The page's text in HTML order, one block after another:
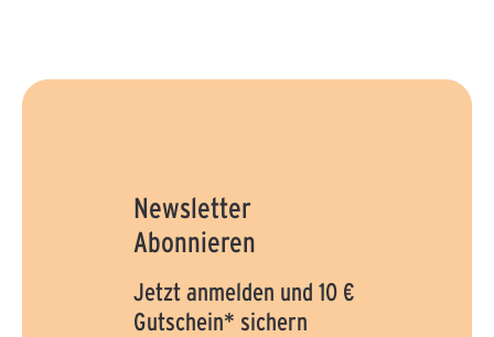
Newsletter
Abonnieren
Jetzt anmelden und 10 €
Gutschein* sichern